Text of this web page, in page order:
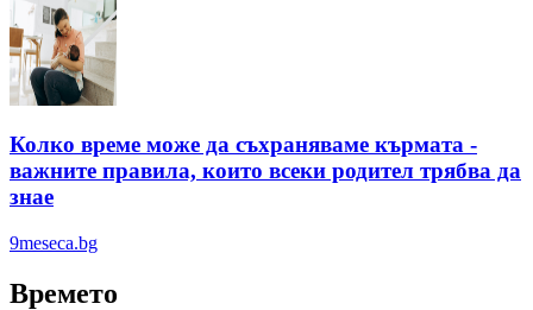
Колко време може да съхраняваме кърмата -
важните правила, които всеки родител трябва да
знае
9meseca.bg
Времето